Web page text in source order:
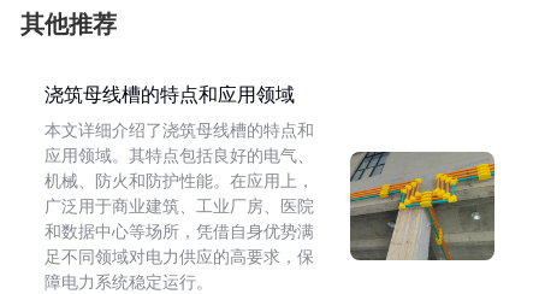
其他推荐
浇筑母线槽的特点和应用领域
本文详细介绍了浇筑母线槽的特点和
应用领域。其特点包括良好的电气、
机械、防火和防护性能。在应用上，
广泛用于商业建筑、工业厂房、医院
和数据中心等场所，凭借自身优势满
足不同领域对电力供应的高要求，保
障电力系统稳定运行。